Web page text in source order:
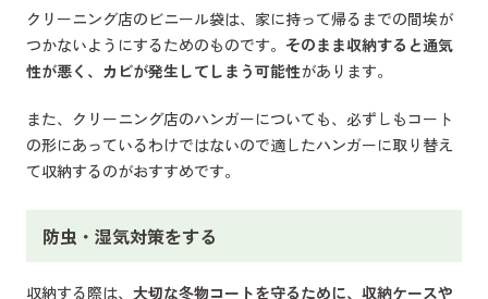
クリーニング店のビニール袋は、家に持って帰るまでの間埃が
つかないようにするためのものです。 そのまま収納すると通気
性が悪く、カビが発生してしまう可能性があります。
また、クリーニング店のハンガーについても、必ずしもコート
の形にあっているわけではないので適したハンガーに取り替え
て収納するのがおすすめです。
防虫・湿気対策をする
収納する際は、 大切な冬物コートを守るために、収納ケースや